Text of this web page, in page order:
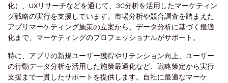
化）、UXリサーチなどを通じて、3C分析を活用したマーケティン
グ戦略の実行を支援しています。市場分析や競合調査を踏まえた
アプリマーケティング施策の立案から、データ分析に基づく最適
化まで、マーケティングのプロフェッショナルがサポート。
特に、アプリの新規ユーザー獲得やリテンション向上、ユーザー
の行動データ分析を活用した施策最適化など、戦略策定から実行
支援まで一貫したサポートを提供します。自社に最適なマーケ